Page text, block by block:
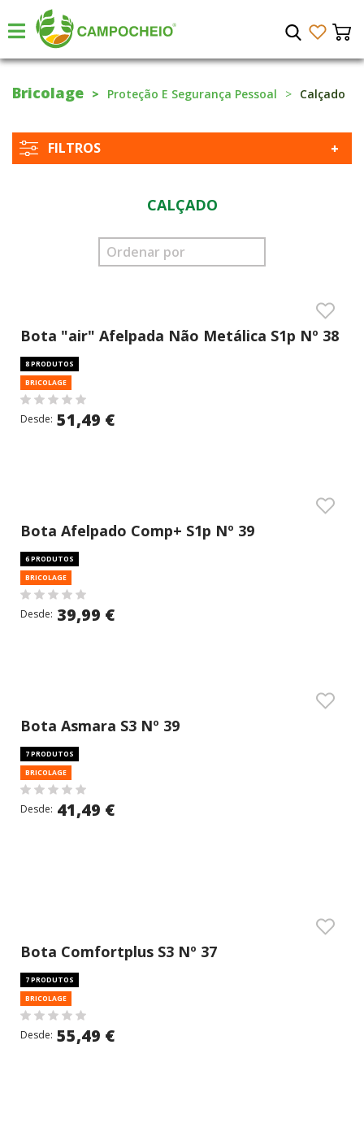
Bricolage Proteção E Segurança Pessoal Calçado
FILTROS
CALÇADO
Bota "air" Afelpada Não Metálica S1p Nº 38
8 PRODUTOS
BRICOLAGE
Desde: 51,49 €
Bota Afelpado Comp+ S1p Nº 39
6 PRODUTOS
BRICOLAGE
Desde: 39,99 €
Bota Asmara S3 Nº 39
7 PRODUTOS
BRICOLAGE
Desde: 41,49 €
Bota Comfortplus S3 Nº 37
7 PRODUTOS
BRICOLAGE
Desde: 55,49 €